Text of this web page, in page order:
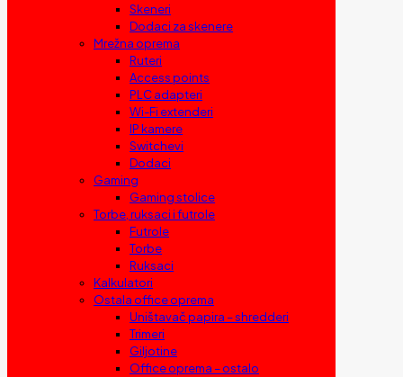
Skeneri
Dodaci za skenere
Mrežna oprema
Ruteri
Access points
PLC adapteri
Wi-Fi extenderi
IP kamere
Switchevi
Dodaci
Gaming
Gaming stolice
Torbe, ruksaci i futrole
Futrole
Torbe
Ruksaci
Kalkulatori
Ostala office oprema
Uništavač papira – shredderi
Trimeri
Giljotine
Office oprema – ostalo